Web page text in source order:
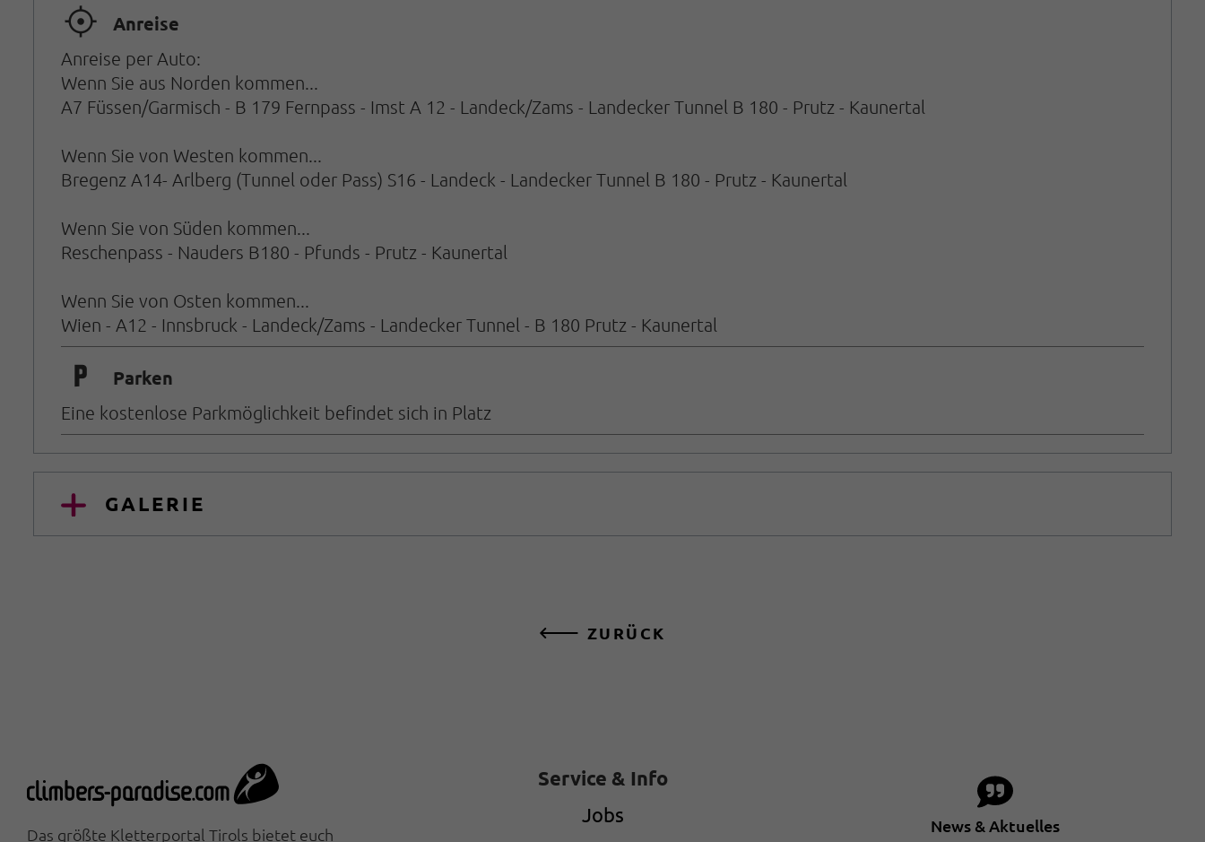
🞞 Anreise
Anreise per Auto:
Wenn Sie aus Norden kommen...
A7 Füssen/Garmisch - B 179 Fernpass - Imst A 12 - Landeck/Zams - Landecker Tunnel B 180 - Prutz - Kaunertal
Wenn Sie von Westen kommen...
Bregenz A14- Arlberg (Tunnel oder Pass) S16 - Landeck - Landecker Tunnel B 180 - Prutz - Kaunertal
Wenn Sie von Süden kommen...
Reschenpass - Nauders B180 - Pfunds - Prutz - Kaunertal
Wenn Sie von Osten kommen...
Wien - A12 - Innsbruck - Landeck/Zams - Landecker Tunnel - B 180 Prutz - Kaunertal
🐈 Parken
Eine kostenlose Parkmöglichkeit befindet sich in Platz
GALERIE
ZURÜCK
Das größte Kletterportal Tirols bietet euch
Service & Info
Jobs
News & Aktuelles